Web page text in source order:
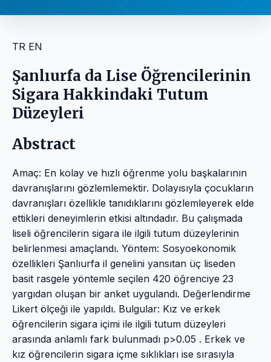
TR EN
Şanlıurfa da Lise Öğrencilerinin
Sigara Hakkindaki Tutum
Düzeyleri
Abstract
Amaç: En kolay ve hızlı öğrenme yolu başkalarının
davranışlarını gözlemlemektir. Dolayısıyla çocukların
davranışları özellikle tanıdıklarını gözlemleyerek elde
ettikleri deneyimlerin etkisi altındadır. Bu çalışmada
liseli öğrencilerin sigara ile ilgili tutum düzeylerinin
belirlenmesi amaçlandı. Yöntem: Sosyoekonomik
özellikleri Şanlıurfa il genelini yansıtan üç liseden
basit rasgele yöntemle seçilen 420 öğrenciye 23
yargıdan oluşan bir anket uygulandı. Değerlendirme
Likert ölçeği ile yapıldı. Bulgular: Kız ve erkek
öğrencilerin sigara içimi ile ilgili tutum düzeyleri
arasında anlamlı fark bulunmadı p>0.05 . Erkek ve
kız öğrencilerin sigara içme sıklıkları ise sırasıyla